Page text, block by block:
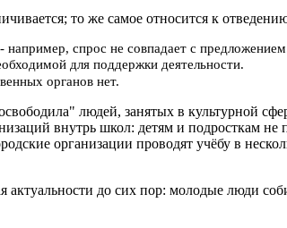
то же самое относится к
спрос не совпадает с
для поддержки деятельности.
органов нет.
людей, занятых в культурной
внутрь школ: детям и подросткам
организации проводят учёбу в
актуальности до сих пор: молодые люди